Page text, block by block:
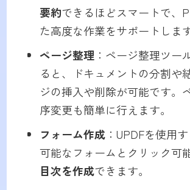
要約できるほどスマートで、
た高度な作業をサポートします
ページ整理 ：ページ整理ツー
ると、ドキュメントの分割や
ジの挿入や削除が可能です。
序変更も簡単に行えます。
フォーム作成：UPDFを使用
可能なフォームとクリック可
目次を作成できます。